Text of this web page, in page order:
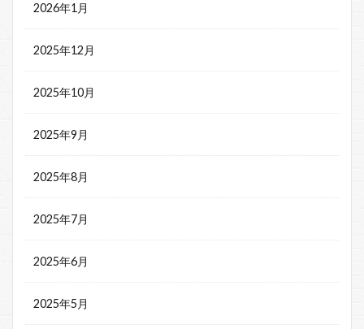
2026年1月
2025年12月
2025年10月
2025年9月
2025年8月
2025年7月
2025年6月
2025年5月